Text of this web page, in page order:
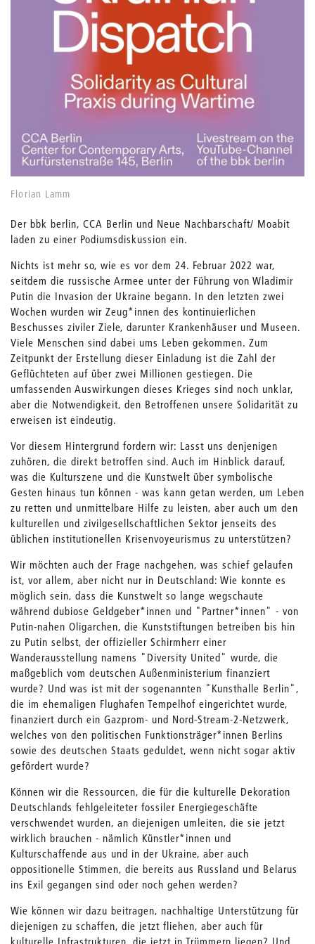
Florian Lamm
Der bbk berlin, CCA Berlin und Neue Nachbarschaft/ Moabit
laden zu einer Podiumsdiskussion ein.
Nichts ist mehr so, wie es vor dem 24. Februar 2022 war,
seitdem die russische Armee unter der Führung von Wladimir
Putin die Invasion der Ukraine begann. In den letzten zwei
Wochen wurden wir Zeug*innen des kontinuierlichen
Beschusses ziviler Ziele, darunter Krankenhäuser und Museen.
Viele Menschen sind dabei ums Leben gekommen. Zum
Zeitpunkt der Erstellung dieser Einladung ist die Zahl der
Geflüchteten auf über zwei Millionen gestiegen. Die
umfassenden Auswirkungen dieses Krieges sind noch unklar,
aber die Notwendigkeit, den Betroffenen unsere Solidarität zu
erweisen ist eindeutig.
Vor diesem Hintergrund fordern wir: Lasst uns denjenigen
zuhören, die direkt betroffen sind. Auch im Hinblick darauf,
was die Kulturszene und die Kunstwelt über symbolische
Gesten hinaus tun können - was kann getan werden, um Leben
zu retten und unmittelbare Hilfe zu leisten, aber auch um den
kulturellen und zivilgesellschaftlichen Sektor jenseits des
üblichen institutionellen Krisenvoyeurismus zu unterstützen?
Wir möchten auch der Frage nachgehen, was schief gelaufen
ist, vor allem, aber nicht nur in Deutschland: Wie konnte es
möglich sein, dass die Kunstwelt so lange wegschaute
während dubiose Geldgeber*innen und "Partner*innen" - von
Putin-nahen Oligarchen, die Kunststiftungen betreiben bis hin
zu Putin selbst, der offizieller Schirmherr einer
Wanderausstellung namens "Diversity United" wurde, die
maßgeblich vom deutschen Außenministerium finanziert
wurde? Und was ist mit der sogenannten "Kunsthalle Berlin",
die im ehemaligen Flughafen Tempelhof eingerichtet wurde,
finanziert durch ein Gazprom- und Nord-Stream-2-Netzwerk,
welches von den politischen Funktionsträger*innen Berlins
sowie des deutschen Staats geduldet, wenn nicht sogar aktiv
gefördert wurde?
Können wir die Ressourcen, die für die kulturelle Dekoration
Deutschlands fehlgeleiteter fossiler Energiegeschäfte
verschwendet wurden, an diejenigen umleiten, die sie jetzt
wirklich brauchen - nämlich Künstler*innen und
Kulturschaffende aus und in der Ukraine, aber auch
oppositionelle Stimmen, die bereits aus Russland und Belarus
ins Exil gegangen sind oder noch gehen werden?
Wie können wir dazu beitragen, nachhaltige Unterstützung für
diejenigen zu schaffen, die jetzt fliehen, aber auch für
kulturelle Infrastrukturen, die jetzt in Trümmern liegen? Und